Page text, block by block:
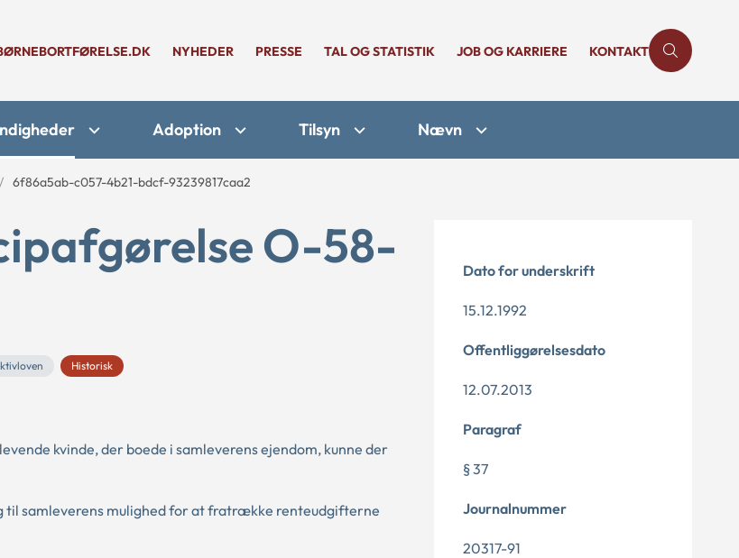
NYHEDER PRESSE TAL OG STATISTIK JOB OG KARRIERE KONTAKT
Adoption Tilsyn Nævn
6f86a5ab-c057-4b21-bdcf-93239817caa2
O-58-
Historisk
kvinde, der boede i samleverens ejendom, kunne der
til samleverens mulighed for at fratrække renteudgifterne
Dato for underskrift
15.12.1992
Offentliggørelsesdato
12.07.2013
Paragraf
§ 37
Journalnummer
20317-91